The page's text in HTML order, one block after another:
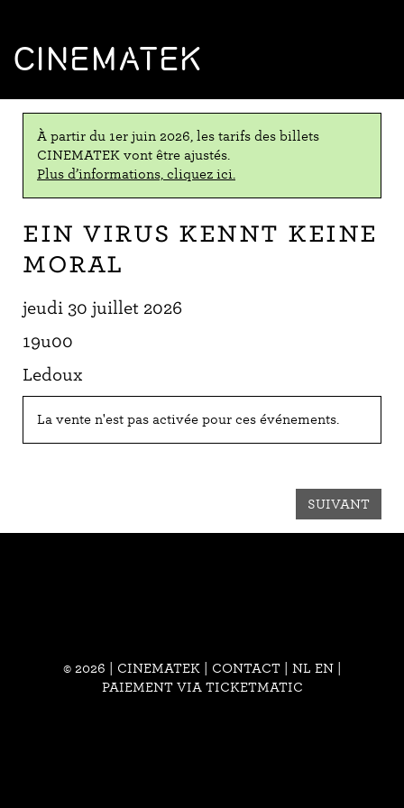
CINEMATEK
À partir du 1er juin 2026, les tarifs des billets
CINEMATEK vont être ajustés.
Plus d’informations, cliquez ici.
Ein Virus kennt keine
Moral
jeudi 30 juillet 2026
19u00
Ledoux
La vente n'est pas activée pour ces événements.
SUIVANT
© 2026 | CINEMATEK | CONTACT| NL EN
PAIEMENT VIA TICKETMATIC